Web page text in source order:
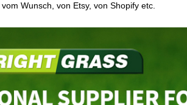
Wunsch, von Etsy, von Shopify etc.